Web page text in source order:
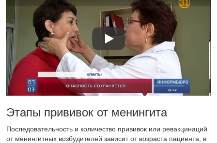
Этапы прививок от менингита
Последовательность и количество прививок или ревакцинаций
от менингитных возбудителей зависит от возраста пациента, в